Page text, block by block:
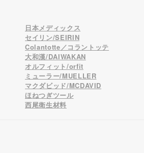
日本メディックス
セイリン/SEIRIN
Colantotte／コラントッテ
大和漢/DAIWAKAN
オルフィット/orfit
ミューラー/MUELLER
マクダビッド/MCDAVID
ほねつぎツール
西尾衛生材料